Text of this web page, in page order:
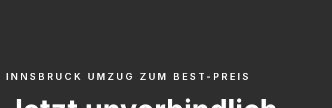
INNSBRUCK UMZUG ZUM BEST-PREIS